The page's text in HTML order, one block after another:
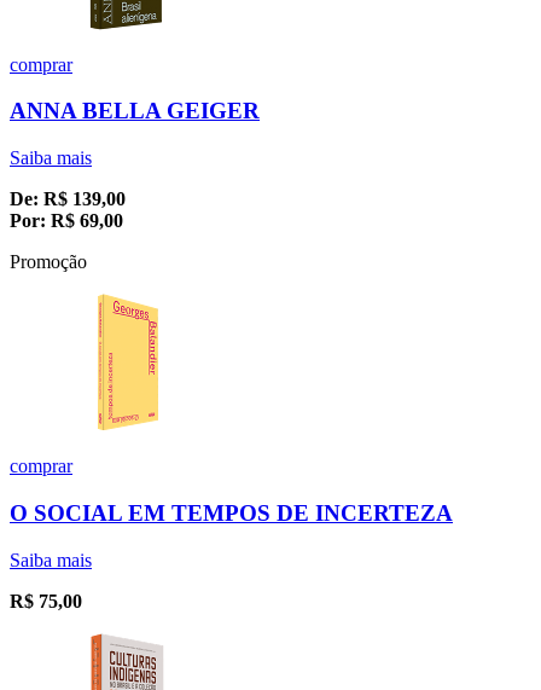
comprar
ANNA BELLA GEIGER
Saiba mais
De: R$ 139,00
Por: R$ 69,00
Promoção
comprar
O SOCIAL EM TEMPOS DE INCERTEZA
Saiba mais
R$ 75,00